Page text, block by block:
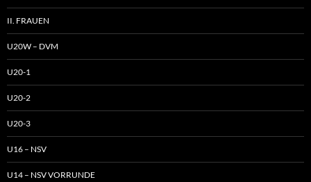
II. FRAUEN
U20W – DVM
U20-1
U20-2
U20-3
U16 – NSV
U14 – NSV VORRUNDE